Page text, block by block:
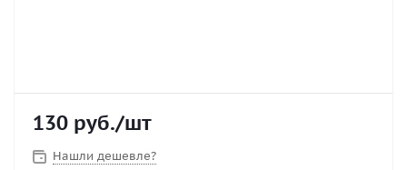
130 руб./шт
Нашли дешевле?